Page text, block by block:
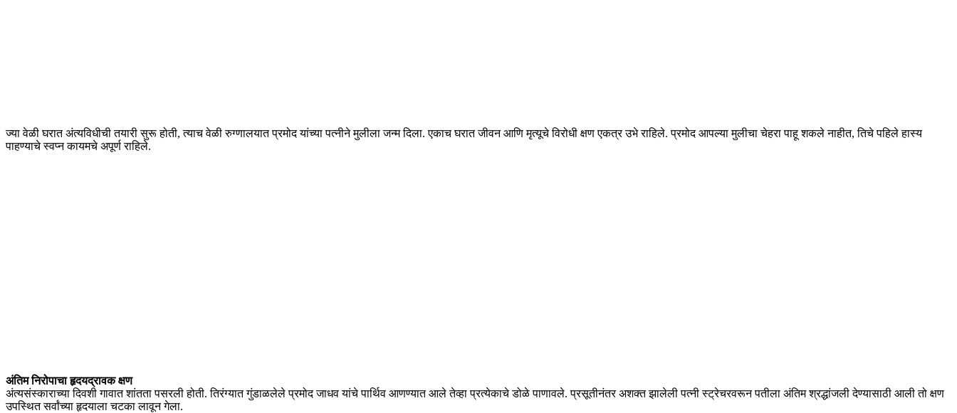
ज्या वेळी घरात अंत्यविधीची तयारी सुरू होती, त्याच वेळी रुग्णालयात प्रमोद यांच्या पत्नीने मुलीला जन्म दिला. एकाच घरात जीवन आणि मृत्यूचे विरोधी क्षण एकत्र उभे राहिले. प्रमोद आपल्या मुलीचा चेहरा पाहू शकले नाहीत, तिचे पहिले हास्य
पाहण्याचे स्वप्न कायमचे अपूर्ण राहिले.
अंतिम निरोपाचा हृदयद्रावक क्षण
अंत्यसंस्काराच्या दिवशी गावात शांतता पसरली होती. तिरंग्यात गुंडाळलेले प्रमोद जाधव यांचे पार्थिव आणण्यात आले तेव्हा प्रत्येकाचे डोळे पाणावले. प्रसूतीनंतर अशक्त झालेली पत्नी स्ट्रेचरवरून पतीला अंतिम श्रद्धांजली देण्यासाठी आली तो क्षण
उपस्थित सर्वांच्या हृदयाला चटका लावून गेला.